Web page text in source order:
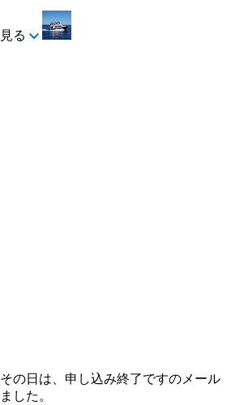
る
の日は、申し込み終了ですのメール
した。